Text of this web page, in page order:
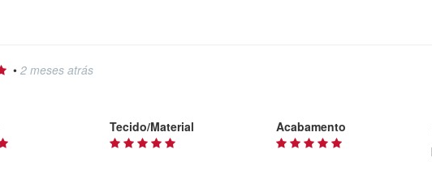
• 2 meses atrás
Tecido/Material Acabamento